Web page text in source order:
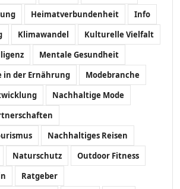
Heimatverbundenheit
Info
Klimawandel
Kulturelle Vielfalt
Mentale Gesundheit
der Ernährung
Modebranche
Nachhaltige Mode
Nachhaltiges Reisen
Naturschutz
Outdoor Fitness
Ratgeber